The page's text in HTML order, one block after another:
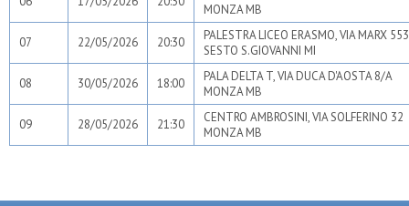
MONZA MB
07 22/05/2026 20:30
PALESTRA LICEO ERASMO, VIA MARX 553
SESTO S.GIOVANNI MI
08 30/05/2026 18:00
PALA DELTA T, VIA DUCA D'AOSTA 8/A
MONZA MB
09 28/05/2026 21:30
CENTRO AMBROSINI, VIA SOLFERINO 32
MONZA MB